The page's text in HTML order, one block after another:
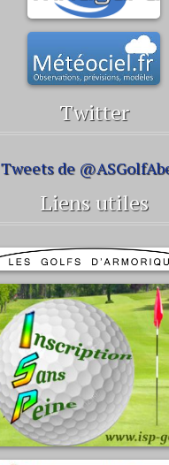
Twitter
Tweets de
Liens utiles